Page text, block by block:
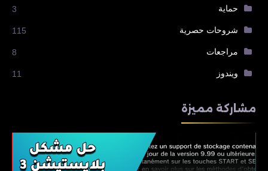
حماية 3
شروحات حصرية 115
مراجعات 8
ويندوز 11
مشاركة مميزة